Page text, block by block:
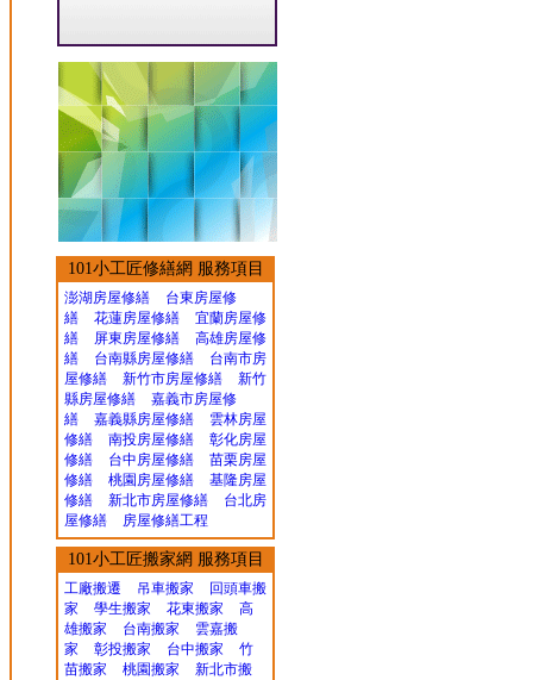
101小工匠修繕網 服務項目
澎湖房屋修繕
台東房屋修
繕
花蓮房屋修繕
宜蘭房屋修
繕
屏東房屋修繕
高雄房屋修
繕
台南縣房屋修繕
台南市房
屋修繕
新竹市房屋修繕
新竹
縣房屋修繕
嘉義市房屋修
繕
嘉義縣房屋修繕
雲林房屋
修繕
南投房屋修繕
彰化房屋
修繕
台中房屋修繕
苗栗房屋
修繕
桃園房屋修繕
基隆房屋
修繕
新北市房屋修繕
台北房
屋修繕
房屋修繕工程
101小工匠搬家網 服務項目
工廠搬遷 吊車搬家
回頭車搬
家
學生搬家 花東搬家
高
雄搬家
台南搬家
雲嘉搬
家
彰投搬家 台中搬家
竹
苗搬家
桃園搬家
新北市搬